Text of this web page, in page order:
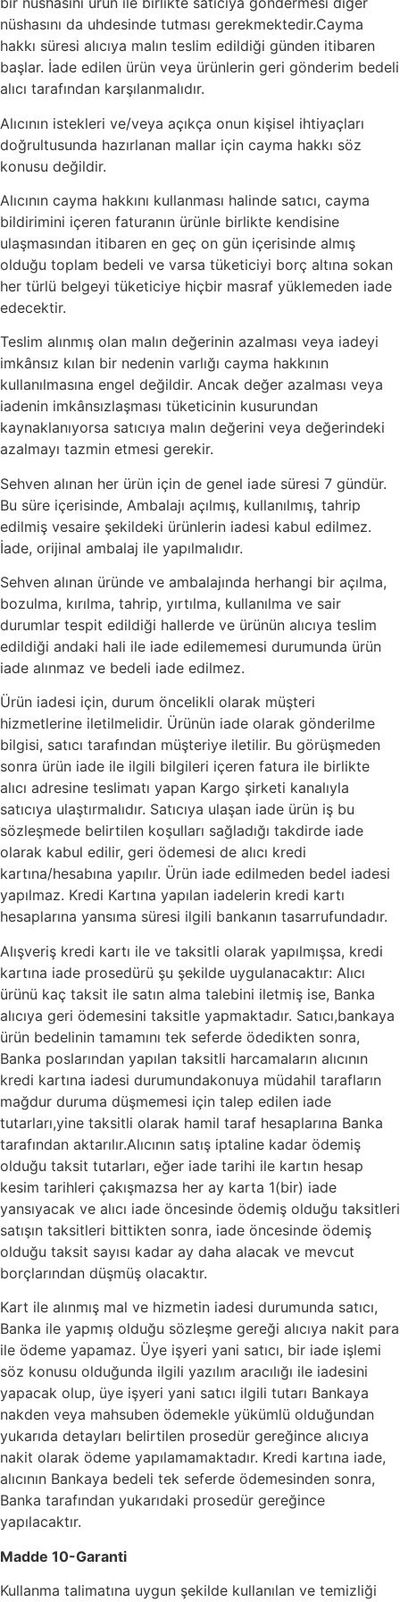
nüshasını da uhdesinde tutması gerekmektedir.Cayma
hakkı süresi alıcıya malın teslim edildiği günden itibaren
başlar. İade edilen ürün veya ürünlerin geri gönderim bedeli
alıcı tarafından karşılanmalıdır.
Alıcının istekleri ve/veya açıkça onun kişisel ihtiyaçları
doğrultusunda hazırlanan mallar için cayma hakkı söz
konusu değildir.
Alıcının cayma hakkını kullanması halinde satıcı, cayma
bildirimini içeren faturanın ürünle birlikte kendisine
ulaşmasından itibaren en geç on gün içerisinde almış
olduğu toplam bedeli ve varsa tüketiciyi borç altına sokan
her türlü belgeyi tüketiciye hiçbir masraf yüklemeden iade
edecektir.
Teslim alınmış olan malın değerinin azalması veya iadeyi
imkânsız kılan bir nedenin varlığı cayma hakkının
kullanılmasına engel değildir. Ancak değer azalması veya
iadenin imkânsızlaşması tüketicinin kusurundan
kaynaklanıyorsa satıcıya malın değerini veya değerindeki
azalmayı tazmin etmesi gerekir.
Sehven alınan her ürün için de genel iade süresi 7 gündür.
Bu süre içerisinde, Ambalajı açılmış, kullanılmış, tahrip
edilmiş vesaire şekildeki ürünlerin iadesi kabul edilmez.
İade, orijinal ambalaj ile yapılmalıdır.
Sehven alınan üründe ve ambalajında herhangi bir açılma,
bozulma, kırılma, tahrip, yırtılma, kullanılma ve sair
durumlar tespit edildiği hallerde ve ürünün alıcıya teslim
edildiği andaki hali ile iade edilememesi durumunda ürün
iade alınmaz ve bedeli iade edilmez.
Ürün iadesi için, durum öncelikli olarak müşteri
hizmetlerine iletilmelidir. Ürünün iade olarak gönderilme
bilgisi, satıcı tarafından müşteriye iletilir. Bu görüşmeden
sonra ürün iade ile ilgili bilgileri içeren fatura ile birlikte
alıcı adresine teslimatı yapan Kargo şirketi kanalıyla
satıcıya ulaştırmalıdır. Satıcıya ulaşan iade ürün iş bu
sözleşmede belirtilen koşulları sağladığı takdirde iade
olarak kabul edilir, geri ödemesi de alıcı kredi
kartına/hesabına yapılır. Ürün iade edilmeden bedel iadesi
yapılmaz. Kredi Kartına yapılan iadelerin kredi kartı
hesaplarına yansıma süresi ilgili bankanın tasarrufundadır.
Alışveriş kredi kartı ile ve taksitli olarak yapılmışsa, kredi
kartına iade prosedürü şu şekilde uygulanacaktır: Alıcı
ürünü kaç taksit ile satın alma talebini iletmiş ise, Banka
alıcıya geri ödemesini taksitle yapmaktadır. Satıcı,bankaya
ürün bedelinin tamamını tek seferde ödedikten sonra,
Banka poslarından yapılan taksitli harcamaların alıcının
kredi kartına iadesi durumundakonuya müdahil tarafların
mağdur duruma düşmemesi için talep edilen iade
tutarları,yine taksitli olarak hamil taraf hesaplarına Banka
tarafından aktarılır.Alıcının satış iptaline kadar ödemiş
olduğu taksit tutarları, eğer iade tarihi ile kartın hesap
kesim tarihleri çakışmazsa her ay karta 1(bir) iade
yansıyacak ve alıcı iade öncesinde ödemiş olduğu taksitleri
satışın taksitleri bittikten sonra, iade öncesinde ödemiş
olduğu taksit sayısı kadar ay daha alacak ve mevcut
borçlarından düşmüş olacaktır.
Kart ile alınmış mal ve hizmetin iadesi durumunda satıcı,
Banka ile yapmış olduğu sözleşme gereği alıcıya nakit para
ile ödeme yapamaz. Üye işyeri yani satıcı, bir iade işlemi
söz konusu olduğunda ilgili yazılım aracılığı ile iadesini
yapacak olup, üye işyeri yani satıcı ilgili tutarı Bankaya
nakden veya mahsuben ödemekle yükümlü olduğundan
yukarıda detayları belirtilen prosedür gereğince alıcıya
nakit olarak ödeme yapılamamaktadır. Kredi kartına iade,
alıcının Bankaya bedeli tek seferde ödemesinden sonra,
Banka tarafından yukarıdaki prosedür gereğince
yapılacaktır.
Madde 10-Garanti
Kullanma talimatına uygun şekilde kullanılan ve temizliği